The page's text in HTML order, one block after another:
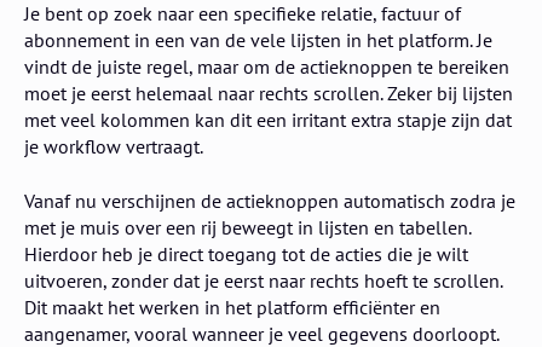
Je bent op zoek naar een specifieke relatie, factuur of
abonnement in een van de vele lijsten in het platform. Je
vindt de juiste regel, maar om de actieknoppen te bereiken
moet je eerst helemaal naar rechts scrollen. Zeker bij lijsten
met veel kolommen kan dit een irritant extra stapje zijn dat
je workflow vertraagt.
Vanaf nu verschijnen de actieknoppen automatisch zodra je
met je muis over een rij beweegt in lijsten en tabellen.
Hierdoor heb je direct toegang tot de acties die je wilt
uitvoeren, zonder dat je eerst naar rechts hoeft te scrollen.
Dit maakt het werken in het platform efficiënter en
aangenamer, vooral wanneer je veel gegevens doorloopt.